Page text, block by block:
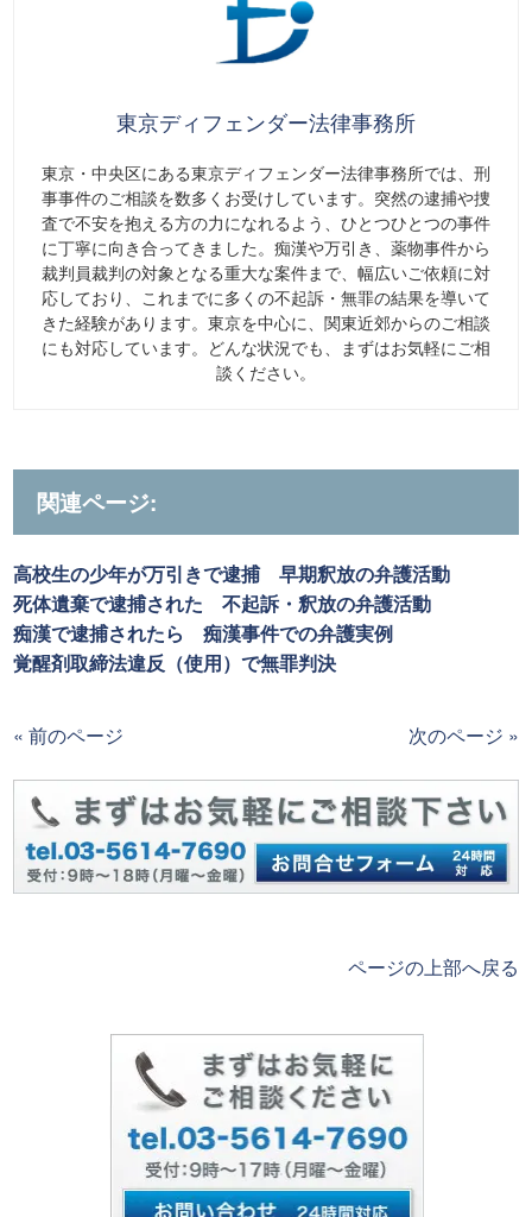
東京ディフェンダー法律事務所
東京・中央区にある東京ディフェンダー法律事務所では、刑
事事件のご相談を数多くお受けしています。突然の逮捕や捜
査で不安を抱える方の力になれるよう、ひとつひとつの事件
に丁寧に向き合ってきました。痴漢や万引き、薬物事件から
裁判員裁判の対象となる重大な案件まで、幅広いご依頼に対
応しており、これまでに多くの不起訴・無罪の結果を導いて
きた経験があります。東京を中心に、関東近郊からのご相談
にも対応しています。どんな状況でも、まずはお気軽にご相
談ください。
関連ページ:
高校生の少年が万引きで逮捕 早期釈放の弁護活動
死体遺棄で逮捕された 不起訴・釈放の弁護活動
痴漢で逮捕されたら 痴漢事件での弁護実例
覚醒剤取締法違反（使用）で無罪判決
« 前のページ 次のページ »
ページの上部へ戻る